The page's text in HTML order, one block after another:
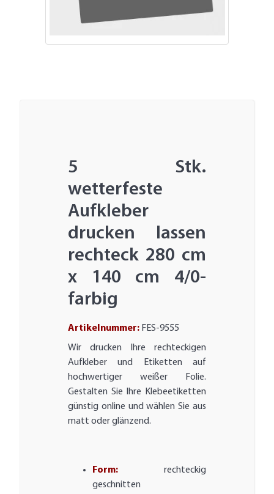
5 Stk.
wetterfeste
Aufkleber
drucken lassen
rechteck 280 cm
x 140 cm 4/0-
farbig
Artikelnummer: FES-9555
Wir drucken Ihre rechteckigen
Aufkleber und Etiketten auf
hochwertiger weißer Folie.
Gestalten Sie Ihre Klebeetiketten
günstig online und wählen Sie aus
matt oder glänzend.
Form:rechteckig
geschnitten